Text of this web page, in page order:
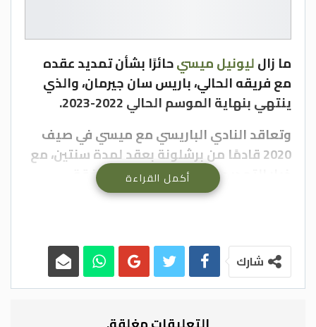
ما زالليونيل ميسي حائرًا بشأن تمديد عقده
مع فريقه الحالي، باريس سان جيرمان، والذي
ينتهي بنهاية الموسم الحالي 2022-2023.
وتعاقد النادي الباريسي مع ميسي في صيف
2020 قادمًا من برشلونة بعقد لمدة سنتين، مع
خيار التمديد لعام إضافي لكن بموافقة
جيرمان للفوز على آنجيه بثنائية في الدوري
الفرنسي
وبحسب موقع “جول” العالمي، نقلًا عن صحيفة
ماركا، فإن نادي اتحاد جدة السعودي آخر
أكمل القراءة
شارك